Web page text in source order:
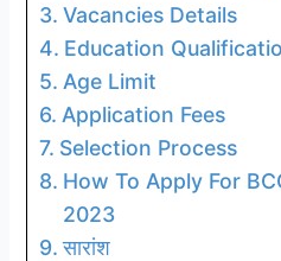
Vacancies Details
Education
Age Limit
Application Fees
Selection Process
How To Apply For
2023
सारांश